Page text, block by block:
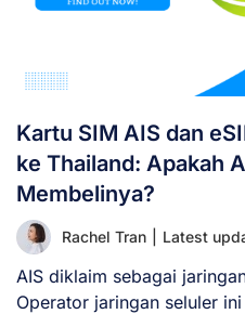
Kartu SIM AIS dan
ke Thailand: Apakah
Membelinya?
Rachel Tran Latest
AIS diklaim sebagai
Operator jaringan seluler